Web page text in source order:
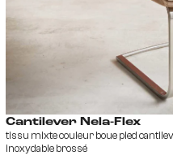
Cantilever Nela-Flex
tissu mixte couleur boue pied
inoxydable brossé